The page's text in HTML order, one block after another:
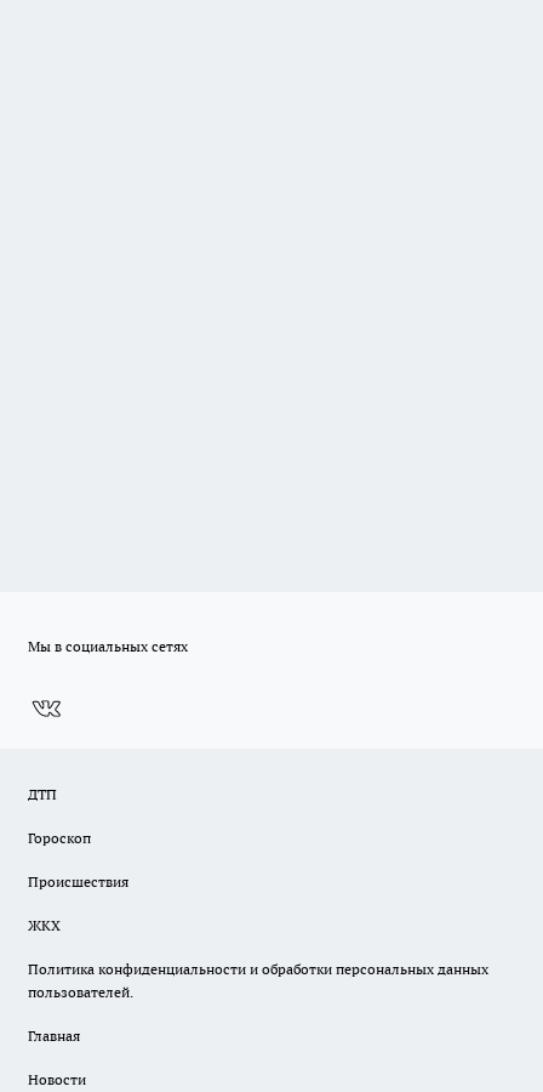
Мы в социальных сетях
ДТП
Гороскоп
Происшествия
ЖКХ
Политика конфиденциальности и обработки персональных данных
пользователей.
Главная
Новости